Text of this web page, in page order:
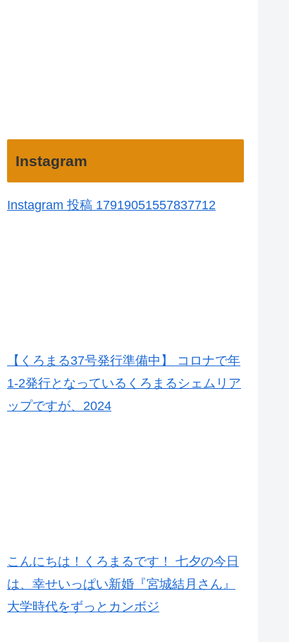
Instagram
Instagram 投稿 17919051557837712
【くろまる37号発行準備中】 コロナで年
1-2発行となっているくろまるシェムリア
ップですが、2024
こんにちは！くろまるです！ 七夕の今日
は、幸せいっぱい新婚『宮城結月さん』
大学時代をずっとカンボジ